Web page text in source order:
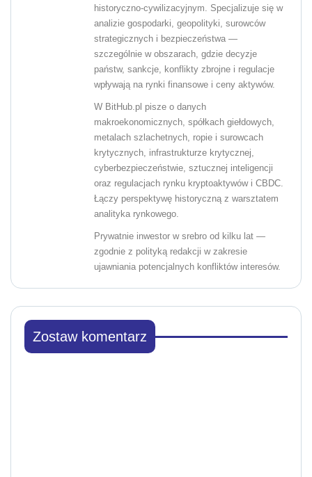
historyczno-cywilizacyjnym. Specjalizuje się w
analizie gospodarki, geopolityki, surowców
strategicznych i bezpieczeństwa —
szczególnie w obszarach, gdzie decyzje
państw, sankcje, konflikty zbrojne i regulacje
wpływają na rynki finansowe i ceny aktywów.
W BitHub.pl pisze o danych
makroekonomicznych, spółkach giełdowych,
metalach szlachetnych, ropie i surowcach
krytycznych, infrastrukturze krytycznej,
cyberbezpieczeństwie, sztucznej inteligencji
oraz regulacjach rynku kryptoaktywów i CBDC.
Łączy perspektywę historyczną z warsztatem
analityka rynkowego.
Prywatnie inwestor w srebro od kilku lat —
zgodnie z polityką redakcji w zakresie
ujawniania potencjalnych konfliktów interesów.
Zostaw komentarz